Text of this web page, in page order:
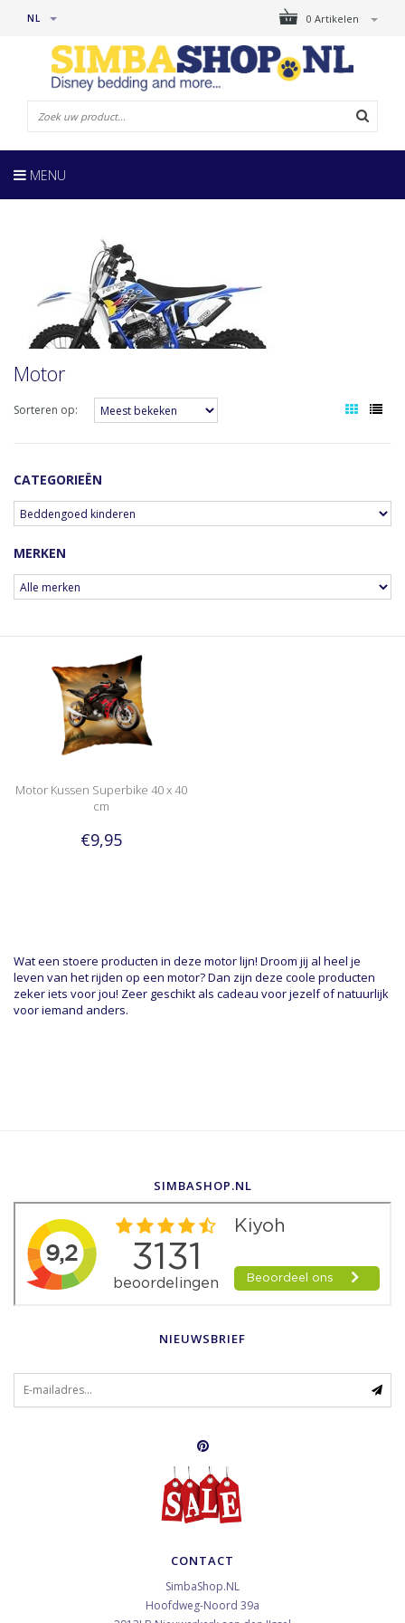
0 Artikelen
NL
MENU
Motor
Sorteren op:
CATEGORIEËN
MERKEN
Motor Kussen Superbike 40 x 40
cm
€9,95
Wat een stoere producten in deze motor lijn! Droom jij al heel je
leven van het rijden op een motor? Dan zijn deze coole producten
zeker iets voor jou! Zeer geschikt als cadeau voor jezelf of natuurlijk
voor iemand anders.
SIMBASHOP.NL
NIEUWSBRIEF
CONTACT
SimbaShop.NL
Hoofdweg-Noord 39a